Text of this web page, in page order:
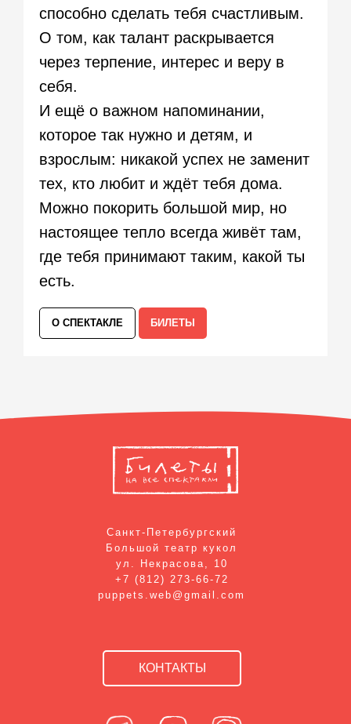
способно сделать тебя счастливым.
О том, как талант раскрывается
через терпение, интерес и веру в
себя.
И ещё о важном напоминании,
которое так нужно и детям, и
взрослым: никакой успех не заменит
тех, кто любит и ждёт тебя дома.
Можно покорить большой мир, но
настоящее тепло всегда живёт там,
где тебя принимают таким, какой ты
есть.
О СПЕКТАКЛЕ БИЛЕТЫ
КОНТАКТЫ
Санкт-Петербургский
Большой театр кукол
ул. Некрасова, 10
+7 (812) 273-66-72
puppets.web@gmail.com